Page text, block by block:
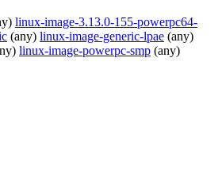
linux-image-3.13.0-155-powerpc64-
(any) linux-image-generic-lpae (any)
linux-image-powerpc-smp (any)